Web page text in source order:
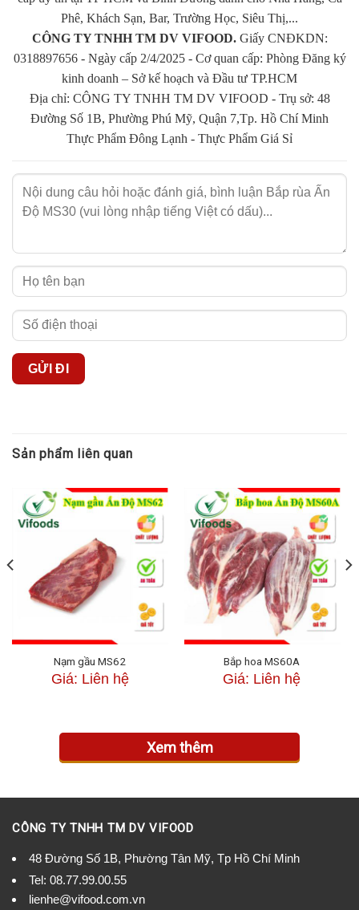
Thứ hai: Bắp rùa được coi là nơi tập trung hàm lượng dinh dưỡng
cao, tốt cho cơ thể, đặc biệt là phái mạnh. Trong quá trình tập thể
hình, bắp lõi rùa và thịt gà là hai thứ không thể thiếu trong thực
đơn hằng ngày.
Ngoài ra hàm lượng dinh dưỡng trong bắp lõi rùa còn được xem
là giúp phát triển trí thông minh của trẻ em cực tốt.
Thứ ba: Khi lựa chọn bắp rùa Ấn Độ đông lạnh, bạn sẽ không
cần phải dậy sớm đi chợ để mua thịt, không cần phải tạo và giữ
mối quen với các chị bán thịt ngoài chợ để mua được hàng, thậm
Thứ tư: Giá cả cho mặt hàng bắp rùa Ấn Độ này rất phải chăng,
chỉ dao động từ 150 – 200 ngàn/kg. Đây là một mức giá hợp lý,
phù hợp với tình hình kinh tế của người lao động Việt. Bạn sẽ
không bị chặt chém giá bởi độ “hot” của loại thịt này.
Một vài mẹo nhỏ để bạn lựa chọn cho mình phần thịt bắp lõi
Ngày sản xuất và nguồn gốc xuất xứ phải rõ rà
sạm màu hơi nâu, hoặc có vân xanh.
Tốt nhất là nên chọn phần thịt còn nguyên bắp, không bị cắt
xẻ lung tung, tránh trường hợp trộn thịt loại khá
Nơi cung cấp uy tín, có giấy chứng nhận vệ sinh an toàn thực
phẩm và thông tin xuất nhập khẩu đúng quy cách
Nơi cung cấp uy tín thịt bắp rùa
Còn chần chừ gì nữa, hãy lựa chọn ngay cho mình một nguồn
cung cấp thịt bắp rùa Ấn Độ đông lạnh uy tín và an toàn .
mạo các cửa hàng uy tín, vì lợi ích cá nhân, họ sẵn sàng bán ra
những sản phẩm kém chất lượng, hư hỏng, thịt giả.
màu thực phẩm, hóa chất để “hô biến” thành bắp rùa, gây ảnh
hưởng nghiêm trọng tới sức khỏe của người tiêu dùng. Tiền bỏ ra
Thịt ngon nhập khẩu đã tạo được uy tín của mình bằng các nỗ lực
và đầu tư như sau:
Phê, Khách Sạn, Bar, Trường Học, Siêu Thị,...
CÔNG TY TNHH TM DV VIFOOD.Giấy CNĐKDN:
0318897656 - Ngày cấp 2/4/2025 - Cơ quan cấp: Phòng Đăng ký
kinh doanh – Sở kế hoạch và Đầu tư TP.HCM
Địa chỉ: CÔNG TY TNHH TM DV VIFOOD - Trụ sở: 48
Đường Số 1B, Phường Phú Mỹ, Quận 7,Tp. Hồ Chí Minh
Thực Phẩm Đông Lạnh - Thực Phẩm Giá Sỉ
Sản phẩm liên quan
Nạm gầu MS62
Giá: Liên hệ
Bắp hoa MS60A
Giá: Liên hệ
Xem thêm
CÔNG TY TNHH TM DV VIFOOD
48 Đường Số 1B, Phường Tân Mỹ, Tp Hồ Chí Minh
Tel: 08.77.99.00.55
lienhe@vifood.com.vn